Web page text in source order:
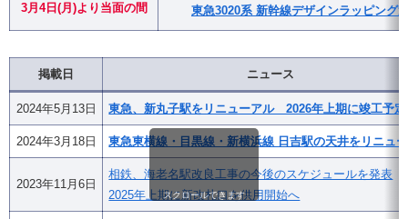
3月4日(月)より 当面の間 東急3020系 新幹線デザインラッピング
掲載日 ニュース
2024年5月13日 東急、新丸子駅をリニューアル 2026年上期に竣工予定
2024年3月18日 東急東横線・目黒線・新横浜線 日吉駅の天井をリニュ
2023年11月6日
相鉄、海老名駅改良工事の今後のスケジュールを発表
2025年上期に新改札口を供用開始へ
スクロールできます